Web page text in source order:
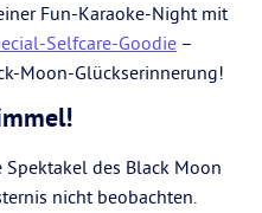
Fun-Karaoke-Night mit
Selfcare-Goodie–
Moon-Glückserinnerung!
des Black Moon
nicht beobachten.